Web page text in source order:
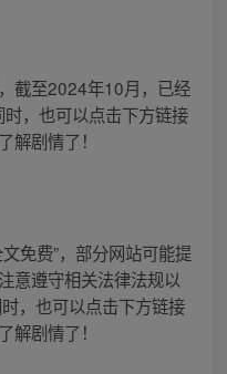
截至2024年10月，已经
，也可以点击下方链接
解剧情了！
免费”，部分网站可能提
意遵守相关法律法规以
，也可以点击下方链接
解剧情了！